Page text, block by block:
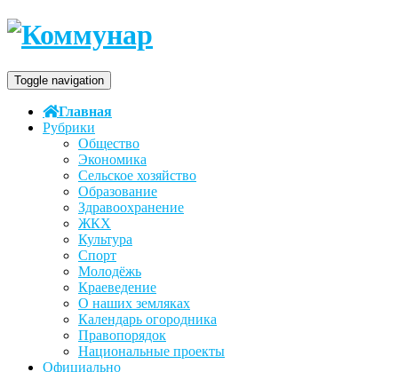
Toggle navigation
Главная
Рубрики
Общество
Экономика
Сельское хозяйство
Образование
Здравоохранение
ЖКХ
Культура
Спорт
Молодёжь
Краеведение
О наших земляках
Календарь огородника
Правопорядок
Национальные проекты
Официально